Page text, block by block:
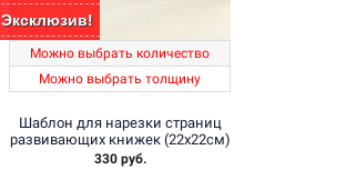
Эксклюзив!
Можно выбрать количество
Можно выбрать толщину
Шаблон для нарезки страниц
развивающих книжек (22х22см)
330 руб.